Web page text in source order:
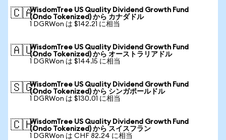
🇨🇦WisdomTree US Quality Dividend Growth Fund
(Ondo Tokenized) から カナダドル
1 DGRWon は $142.21 に相当
🇦🇺WisdomTree US Quality Dividend Growth Fund
(Ondo Tokenized) から オーストラリアドル
1 DGRWon は $144.15 に相当
🇸🇬WisdomTree US Quality Dividend Growth Fund
(Ondo Tokenized) から シンガポールドル
1 DGRWon は $130.01 に相当
🇨🇭WisdomTree US Quality Dividend Growth Fund
(Ondo Tokenized) から スイスフラン
1 DGRWon は CHF 82.24 に相当